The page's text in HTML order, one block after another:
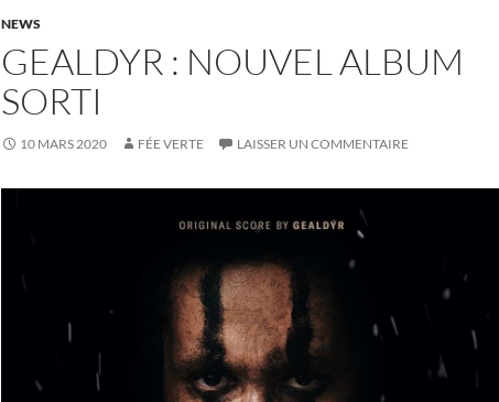
NEWS
GEALDYR : NOUVEL ALBUM
SORTI
10 MARS 2020 FÉE VERTE LAISSER UN COMMENTAIRE